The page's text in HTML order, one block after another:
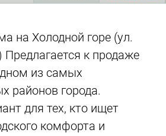
на Холодной горе (ул.
к продаже
из самых
районов города.
для тех, кто ищет
комфорта и